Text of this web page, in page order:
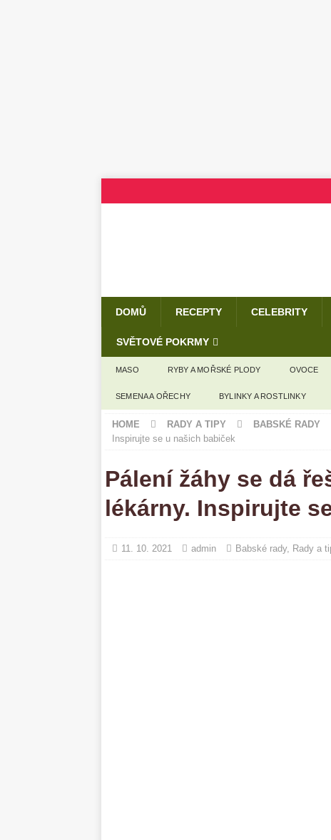
DOMŮ RECEPTY CELEBRITY
SVĚTOVÉ POKRMY
MASO RYBY A MOŘSKÉ PLODY OVOCE
SEMENA A OŘECHY BYLINKY A ROSTLINKY
HOME RADY A TIPY BABSKÉ RADY
Inspirujte se u našich babiček
Pálení žáhy se dá
lékárny. Inspirujte
11. 10. 2021 admin Babské rady, Rady a